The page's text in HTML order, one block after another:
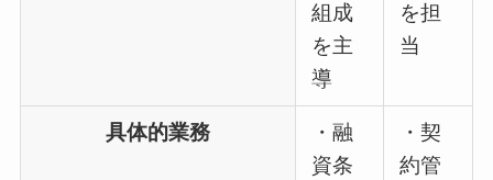
組成
を主
導
を担
当
具体的業務
・融
資条
・契
約管